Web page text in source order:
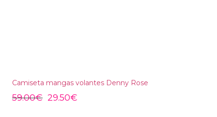
Camiseta mangas volantes Denny Rose
59.00€ 29.50€